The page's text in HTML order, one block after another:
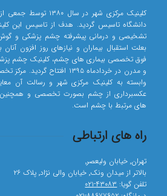
کلینیک مرکزی شهر در
دانشگاه تاسیس گردید. هدف از تاسیس این
تشخیصی و درمانی پیشرفته چشم پزشکی و
بعلت استقبال بیماران و نیازهای روز افزون
فوق تخصصی بیماری های چشم، کلینیک چشم
و مدرن در خردادماه ۱۳۹۵
وابسته به کلینیک مرکزی شهر و رسالت آن
عکسبرداری از چشم بصورت تخصصی و همچنین
های مرتبط با چشم است.
راه های ارتباطی
تهران٬ خیابان ولیعصر٬
بالاتر از میدان ونک٬ خیابان والی نژاد٬ پلاک ۲۶
تلفن گویا:۴۳۰۸۳-۰۲۱